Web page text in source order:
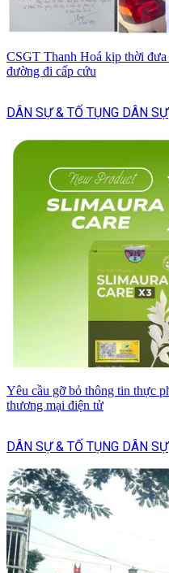
CSGT Thanh Hoá kịp thời
đường đi cấp cứu
DÂN SỰ & TỐ TỤNG DÂN SỰ
Yêu cầu gỡ bỏ thông tin thực
thương mại điện tử
DÂN SỰ & TỐ TỤNG DÂN SỰ